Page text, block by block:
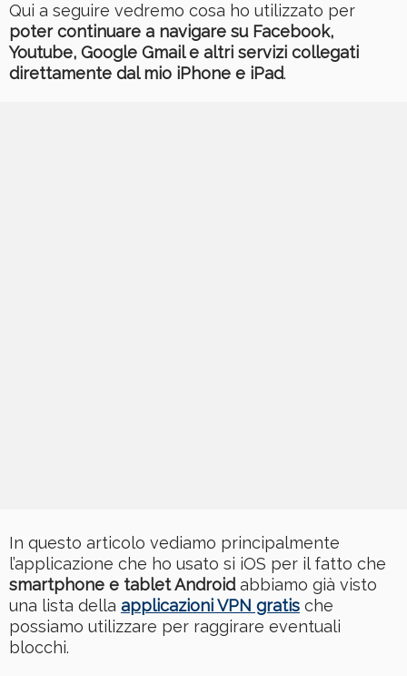
Qui a seguire vedremo cosa ho utilizzato per
poter continuare a navigare su Facebook,
Youtube, Google Gmail e altri servizi collegati
direttamente dal mio iPhone e iPad.
In questo articolo vediamo principalmente
l’applicazione che ho usato si iOS per il fatto che
smartphone e tablet Androidabbiamo già visto
una lista della applicazioni VPN gratis che
possiamo utilizzare per raggirare eventuali
blocchi.